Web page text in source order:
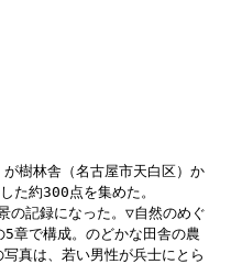
樹林舎（名古屋市天白区）か
た約300点を集めた。
の記録になった。▽自然のめぐ
章で構成。のどかな田舎の農
真は、若い男性が兵士にとら